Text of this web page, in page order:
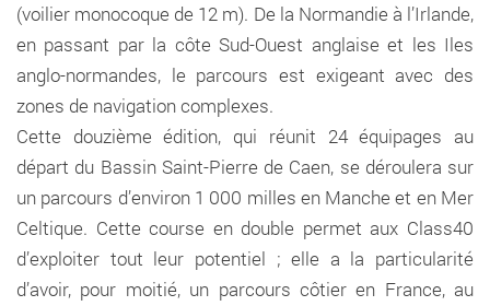
(voilier monocoque de 12 m). De la Normandie à l’Irlande,
en passant par la côte Sud-Ouest anglaise et les Iles
anglo-normandes, le parcours est exigeant avec des
zones de navigation complexes.
Cette douzième édition, qui réunit 24 équipages au
départ du Bassin Saint-Pierre de Caen, se déroulera sur
un parcours d’environ 1 000 milles en Manche et en Mer
Celtique. Cette course en double permet aux Class40
d’exploiter tout leur potentiel ; elle a la particularité
d’avoir, pour moitié, un parcours côtier en France, au